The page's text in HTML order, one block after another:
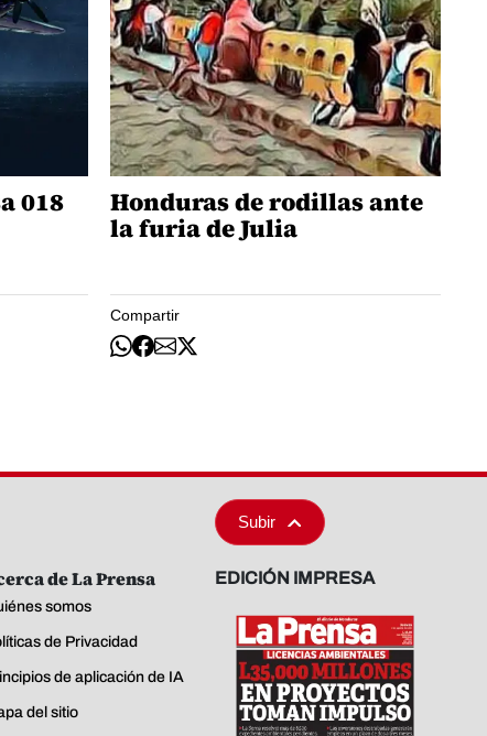
018
Honduras de rodillas ante
la furia de Julia
Compartir
Subir
de La Prensa
somos
de Privacidad
de aplicación de IA
del sitio
EDICIÓN IMPRESA